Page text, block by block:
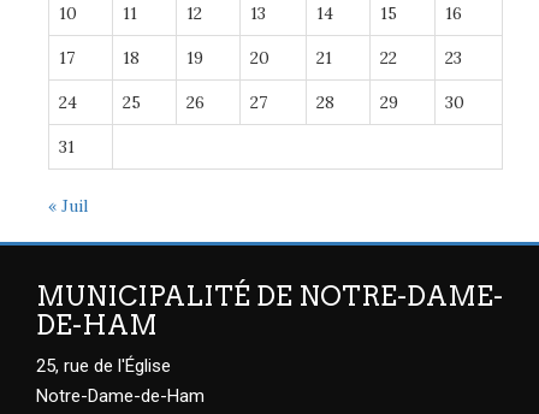
10 11 12 13 14 15 16
17 18 19 20 21 22 23
24 25 26 27 28 29 30
31
« Juil
MUNICIPALITÉ DE NOTRE-DAME-
DE-HAM
25, rue de l'Église
Notre-Dame-de-Ham